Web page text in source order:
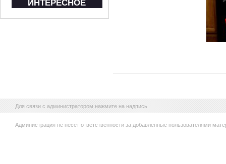
Для связи с администратором нажмите на надпись
Администрация не несет ответственности за добавленные пользователями